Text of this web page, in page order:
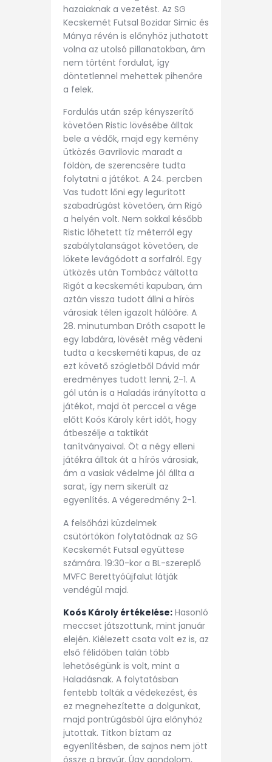
hazaiaknak a vezetést. Az SG
Kecskemét Futsal Bozidar Simic és
Mánya révén is előnyhöz juthatott
volna az utolsó pillanatokban, ám
nem történt fordulat, így
döntetlennel mehettek pihenőre
a felek.
Fordulás után szép kényszerítő
követően Ristic lövésébe álltak
bele a védők, majd egy kemény
ütközés Gavrilovic maradt a
földön, de szerencsére tudta
folytatni a játékot. A 24. percben
Vas tudott lőni egy legurított
szabadrúgást követően, ám Rigó
a helyén volt. Nem sokkal később
Ristic lőhetett tíz méterről egy
szabálytalanságot követően, de
lökete levágódott a sorfalról. Egy
ütközés után Tombácz váltotta
Rigót a kecskeméti kapuban, ám
aztán vissza tudott állni a hírös
városiak télen igazolt hálóőre. A
28. minutumban Dróth csapott le
egy labdára, lövését még védeni
tudta a kecskeméti kapus, de az
ezt követő szögletből Dávid már
eredményes tudott lenni, 2-1. A
gól után is a Haladás irányította a
játékot, majd öt perccel a vége
előtt Koós Károly kért időt, hogy
átbeszélje a taktikát
tanítványaival. Öt a négy elleni
játékra álltak át a hírös városiak,
ám a vasiak védelme jól állta a
sarat, így nem sikerült az
egyenlítés. A végeredmény 2-1.
A felsőházi küzdelmek
csütörtökön folytatódnak az SG
Kecskemét Futsal együttese
számára. 19:30-kor a BL-szereplő
MVFC Berettyóújfalut látják
vendégül majd.
Koós Károly értékelése: Hasonló
meccset játszottunk, mint január
elején. Kiélezett csata volt ez is, az
első félidőben talán több
lehetőségünk is volt, mint a
Haladásnak. A folytatásban
fentebb tolták a védekezést, és
ez megnehezítette a dolgunkat,
majd pontrúgásból újra előnyhöz
jutottak. Titkon bíztam az
egyenlítésben, de sajnos nem jött